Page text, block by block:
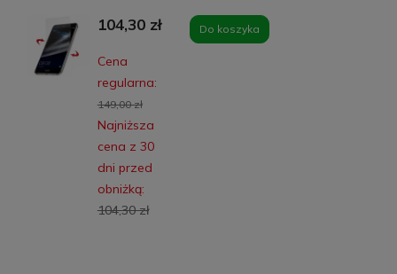
104,30 zł
Cena
regularna:
149,00 zł
Najniższa
cena z 30
dni przed
obniżką:
104,30 zł
Do koszyka